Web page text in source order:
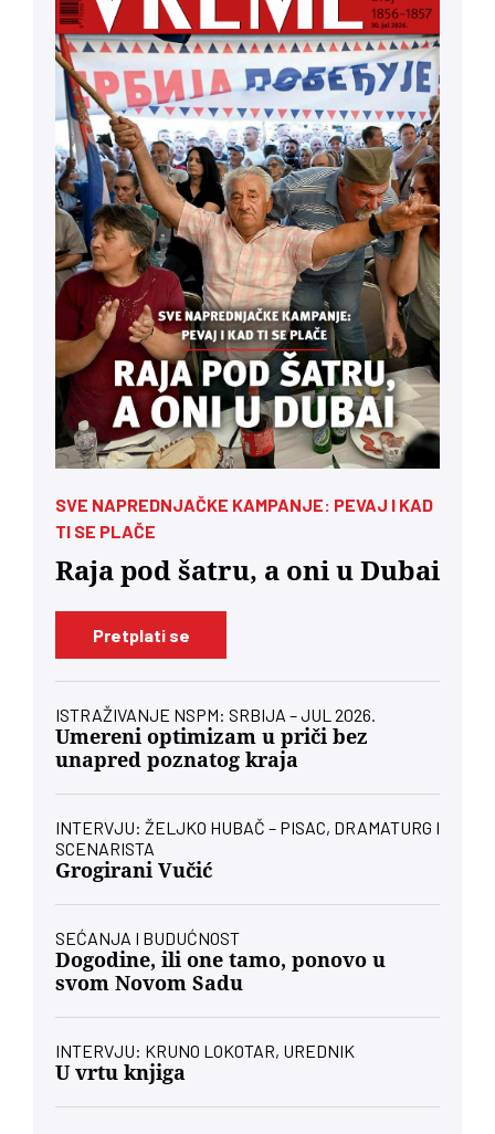
SVE NAPREDNJAČKE KAMPANJE: PEVAJ I KAD
TI SE PLAČE
Raja pod šatru, a oni u Dubai
Pretplati se
ISTRAŽIVANJE NSPM: SRBIJA – JUL 2026.
Umereni optimizam u priči bez
unapred poznatog kraja
INTERVJU: ŽELJKO HUBAČ – PISAC, DRAMATURG I
SCENARISTA
Grogirani Vučić
SEĆANJA I BUDUĆNOST
Dogodine, ili one tamo, ponovo u
svom Novom Sadu
INTERVJU: KRUNO LOKOTAR, UREDNIK
U vrtu knjiga